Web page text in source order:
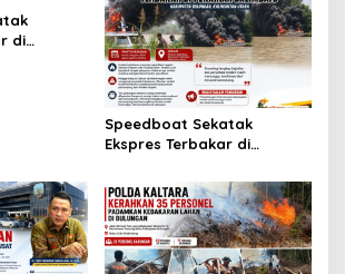
di
Speedboat Sekatak
Ekspres Terbakar di
Kabupaten Bulungan